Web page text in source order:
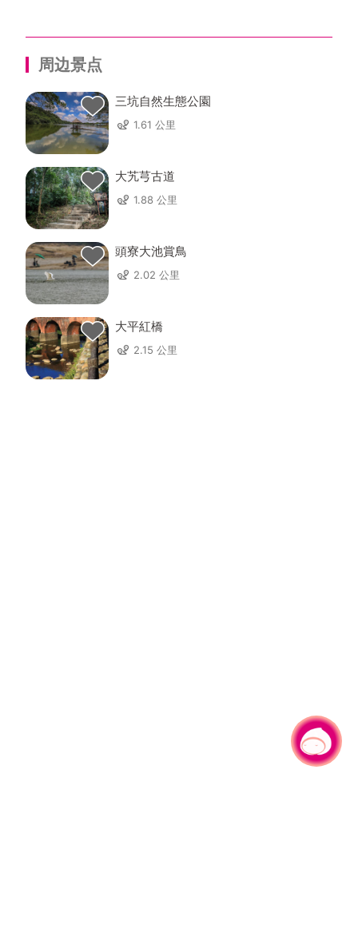
周边景点
三坑自然生態公園
1.61 公里
大艽芎古道
1.88 公里
頭寮大池賞鳥
2.02 公里
大平紅橋
2.15 公里